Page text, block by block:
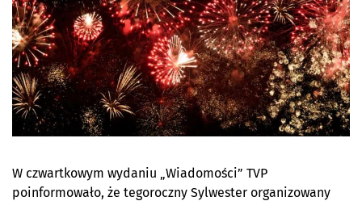
W czwartkowym wydaniu „Wiadomości” TVP
poinformowało, że tegoroczny Sylwester organizowany